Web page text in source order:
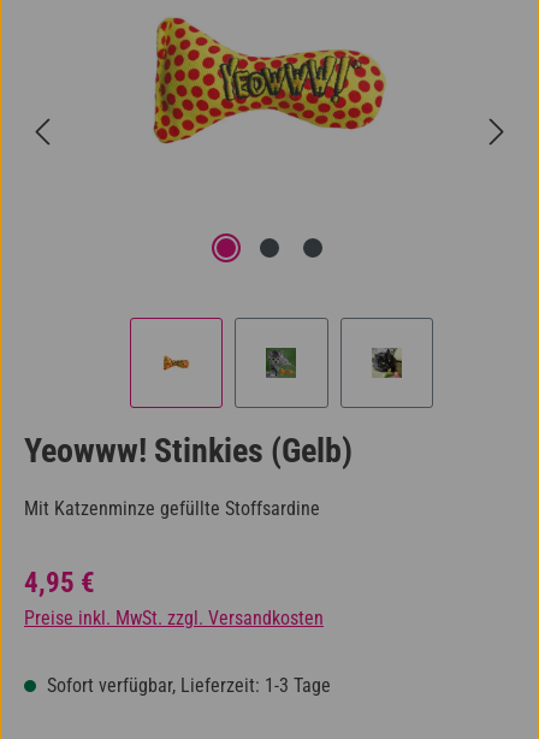
Yeowww! Stinkies (Gelb)
Mit Katzenminze gefüllte Stoffsardine
Regulärer Preis:
4,95 €
Preise inkl. MwSt. zzgl. Versandkosten
Sofort verfügbar, Lieferzeit: 1-3 Tage